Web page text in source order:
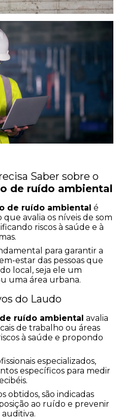
Saber sobre o
de ruído ambiental
de ruído ambiental é
avalia os níveis de som
riscos à saúde e à
para garantir a
estar das pessoas que
local, seja ele um
uma área urbana.
do Laudo
ruído ambiental avalia
de trabalho ou áreas
à saúde e propondo
especializados,
específicos para medir
obtidos, são indicadas
ao ruído e prevenir
auditiva.